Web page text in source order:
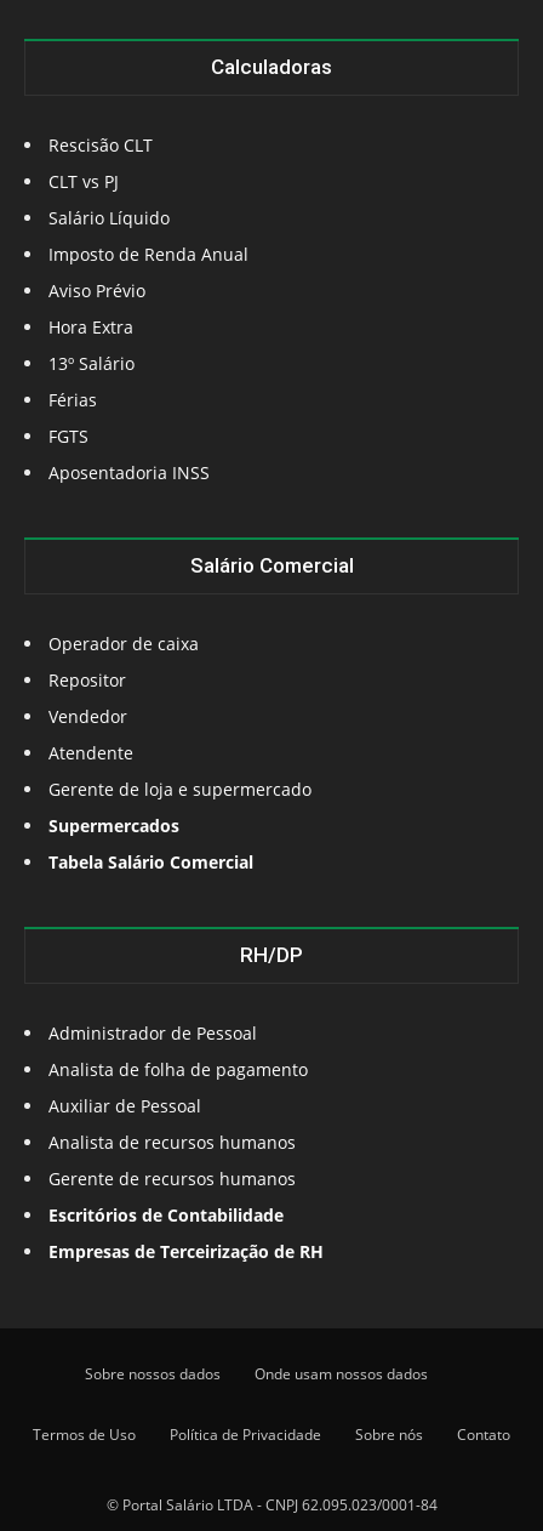
Calculadoras
Rescisão CLT
CLT vs PJ
Salário Líquido
Imposto de Renda Anual
Aviso Prévio
Hora Extra
13º Salário
Férias
FGTS
Aposentadoria INSS
Salário Comercial
Operador de caixa
Repositor
Vendedor
Atendente
Gerente de loja e supermercado
Supermercados
Tabela Salário Comercial
RH/DP
Administrador de Pessoal
Analista de folha de pagamento
Auxiliar de Pessoal
Analista de recursos humanos
Gerente de recursos humanos
Escritórios de Contabilidade
Empresas de Terceirização de RH
Sobre nossos dados Onde usam nossos dados
Termos de Uso Política de Privacidade Sobre nós Contato
© Portal Salário LTDA - CNPJ 62.095.023/0001-84